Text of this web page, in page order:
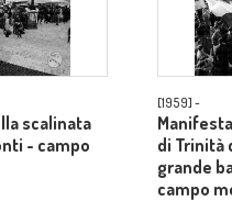
scalinata
- campo
[1959] -
di Trinità
grande
campo